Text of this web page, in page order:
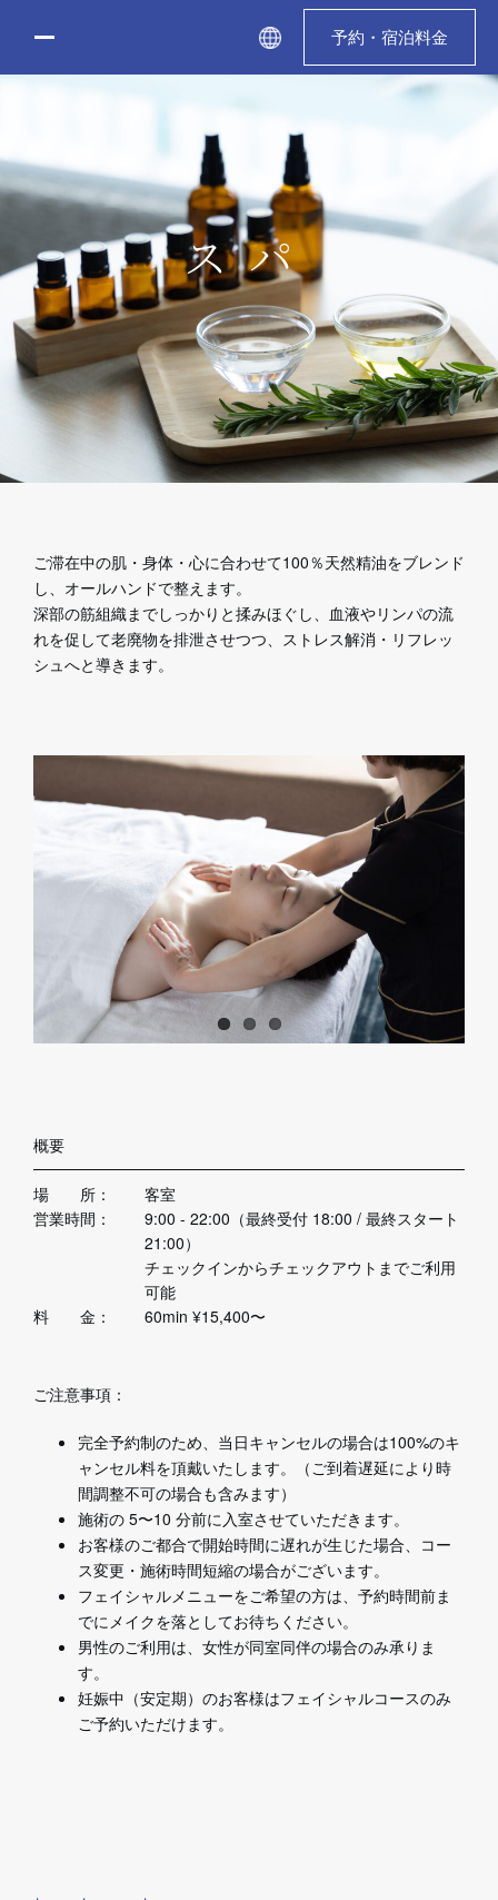
予約・宿泊料金
スパ
ご滞在中の肌・身体・心に合わせて100％天然精油をブレンド
し、オールハンドで整えます。
深部の筋組織までしっかりと揉みほぐし、血液やリンパの流
れを促して老廃物を排泄させつつ、ストレス解消・リフレッ
シュへと導きます。
概要
場 所：
客室
営業時間：
9:00 - 22:00（最終受付 18:00 / 最終スタート
21:00）
チェックインからチェックアウトまでご利用
可能
料 金：
60min ¥15,400〜
ご注意事項：
完全予約制のため、当日キャンセルの場合は100%のキ
ャンセル料を頂戴いたします。（ご到着遅延により時
間調整不可の場合も含みます）
施術の 5〜10 分前に入室させていただきます。
お客様のご都合で開始時間に遅れが生じた場合、コー
ス変更・施術時間短縮の場合がございます。
フェイシャルメニューをご希望の方は、予約時間前ま
でにメイクを落としてお待ちください。
男性のご利用は、女性が同室同伴の場合のみ承りま
す。
妊娠中（安定期）のお客様はフェイシャルコースのみ
ご予約いただけます。